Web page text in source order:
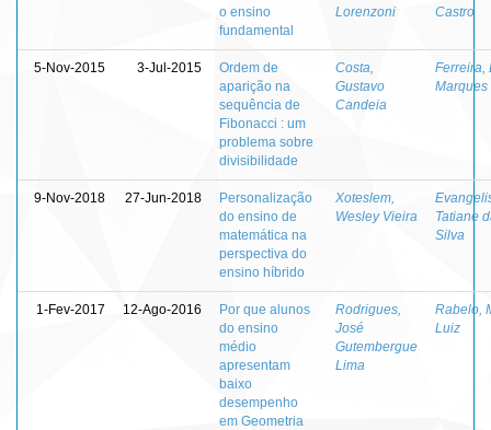
o ensino
fundamental
Lorenzoni
Castro
5-Nov-2015 3-Jul-2015
Ordem de
aparição na
sequência de
Fibonacci : um
problema sobre
divisibilidade
Costa,
Gustavo
Candeia
Ferreira,
Marques
9-Nov-2018 27-Jun-2018
Personalização
do ensino de
matemática na
perspectiva do
ensino híbrido
Xoteslem,
Wesley Vieira
Tatiane
Silva
1-Fev-2017 12-Ago-2016
Por que alunos
do ensino
médio
apresentam
baixo
desempenho
em Geometria
Rodrigues,
José
Gutembergue
Lima
Rabelo,
Luiz